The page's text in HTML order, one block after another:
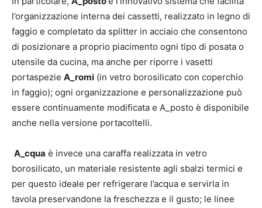
l’organizzazione interna dei cassetti, realizzato in legno di
faggio e completato da splitter in acciaio che consentono
di posizionare a proprio piacimento ogni tipo di posata o
utensile da cucina, ma anche per riporre i vasetti
portaspezie A_romi (in vetro borosilicato con coperchio
in faggio); ogni organizzazione e personalizzazione può
essere continuamente modificata e A_posto è disponibile
anche nella versione portacoltelli.
A_cqua è invece una caraffa realizzata in vetro
borosilicato, un materiale resistente agli sbalzi termici e
per questo ideale per refrigerare l’acqua e servirla in
tavola preservandone la freschezza e il gusto; le linee